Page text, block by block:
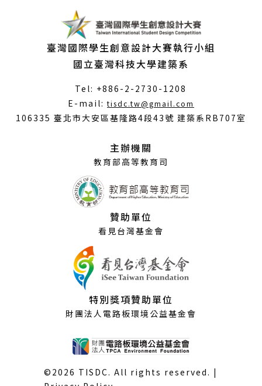
臺灣國際學生創意設計大賽執行小組
國立臺灣科技大學建築系
Tel: +886-2-2730-1208
E-mail:tisdc.tw@gmail.com
開
106335 臺北市大安區基隆路4段43號 建築系RB707室
主辦機關
教育部高等教育司
贊助單位
看見台灣基金會
特別獎項贊助單位
財團法人電路板環境公益基金會
©2026 TISDC. All rights reserved. |